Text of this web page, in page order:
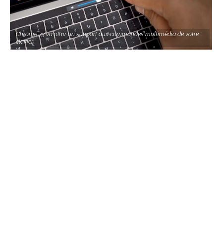
Chrome 73 va offrir un support aux commandes multimédia de votre
clavier